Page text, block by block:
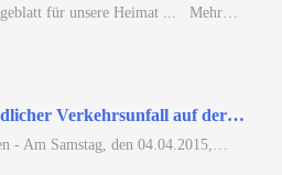
für unsere Heimat ... Mehr…
Verkehrsunfall auf der…
- Am Samstag, den 04.04.2015,…